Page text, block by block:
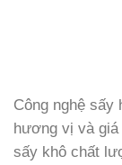
Công nghệ sấy
hương vị và giá
sấy khô chất